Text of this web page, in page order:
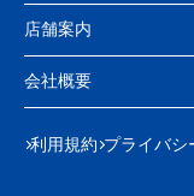
店舗案内
会社概要
利用規約 プライバシ